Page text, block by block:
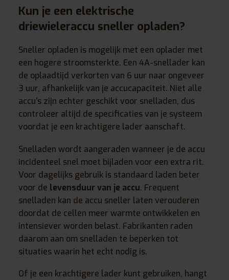
Kun je een elektrische
driewieleraccu sneller opladen?
Sneller opladen is mogelijk met een oplader met
een hogere stroomsterkte. Een 4A-snellader kan
de oplaadtijd verkorten van 6 uur naar ongeveer
3 uur, afhankelijk van je accucapaciteit. Niet alle
accu’s zijn echter geschikt voor snelladen, dus
controleer altijd de specificaties van je systeem
voordat je een krachtigere lader aanschaft.
Snelladen wordt aangeraden wanneer je de accu
incidenteel snel moet bijladen voor een extra rit.
Voor dagelijks gebruik is standaard laden beter
voor de levensduur van je accu. Frequent
snelladen kan de accu sneller laten verouderen
doordat de cellen meer warmte ontwikkelen en
intensiever worden belast. Fabrikanten raden
daarom aan om snelladen te beperken tot
situaties waarin het echt nodig is.
Of je een krachtigere lader kunt gebruiken, hangt